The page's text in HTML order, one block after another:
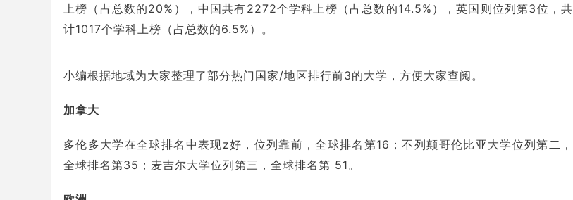
上榜（占总数的20%），中国共有2272个学科上榜（占总数的14.5%），英国则位列第3位，共
计1017个学科上榜（占总数的6.5%）。
小编根据地域为大家整理了部分热门国家/地区排行前3的大学，方便大家查阅。
加拿大
多伦多大学在全球排名中表现z好，位列靠前，全球排名第16；不列颠哥伦比亚大学位列第二，
全球排名第35；麦吉尔大学位列第三，全球排名第 51。